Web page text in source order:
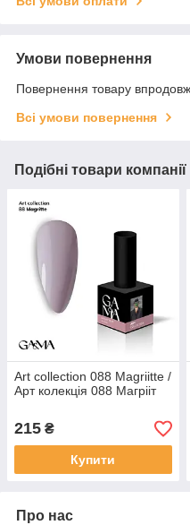
Умови повернення
Повернення товару
Всі умови повернення
Подібні товари компанії
Art collection 088 Magriitte /
Арт колекція 088 Магрііт
215 ₴
Купити
Про нас